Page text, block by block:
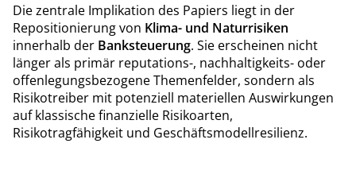
Die zentrale Implikation des Papiers liegt in der
Repositionierung von Klima- und Naturrisiken
innerhalb der Banksteuerung. Sie erscheinen nicht
länger als primär reputations-, nachhaltigkeits- oder
offenlegungsbezogene Themenfelder, sondern als
Risikotreiber mit potenziell materiellen Auswirkungen
auf klassische finanzielle Risikoarten,
Risikotragfähigkeit und Geschäftsmodellresilienz.